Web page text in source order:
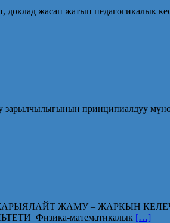
доклад жасап жатып педагогикалык
зарылчылыгынын принципиалдуу
ЖАМУ – ЖАРКЫН
Физика-математикалык […]